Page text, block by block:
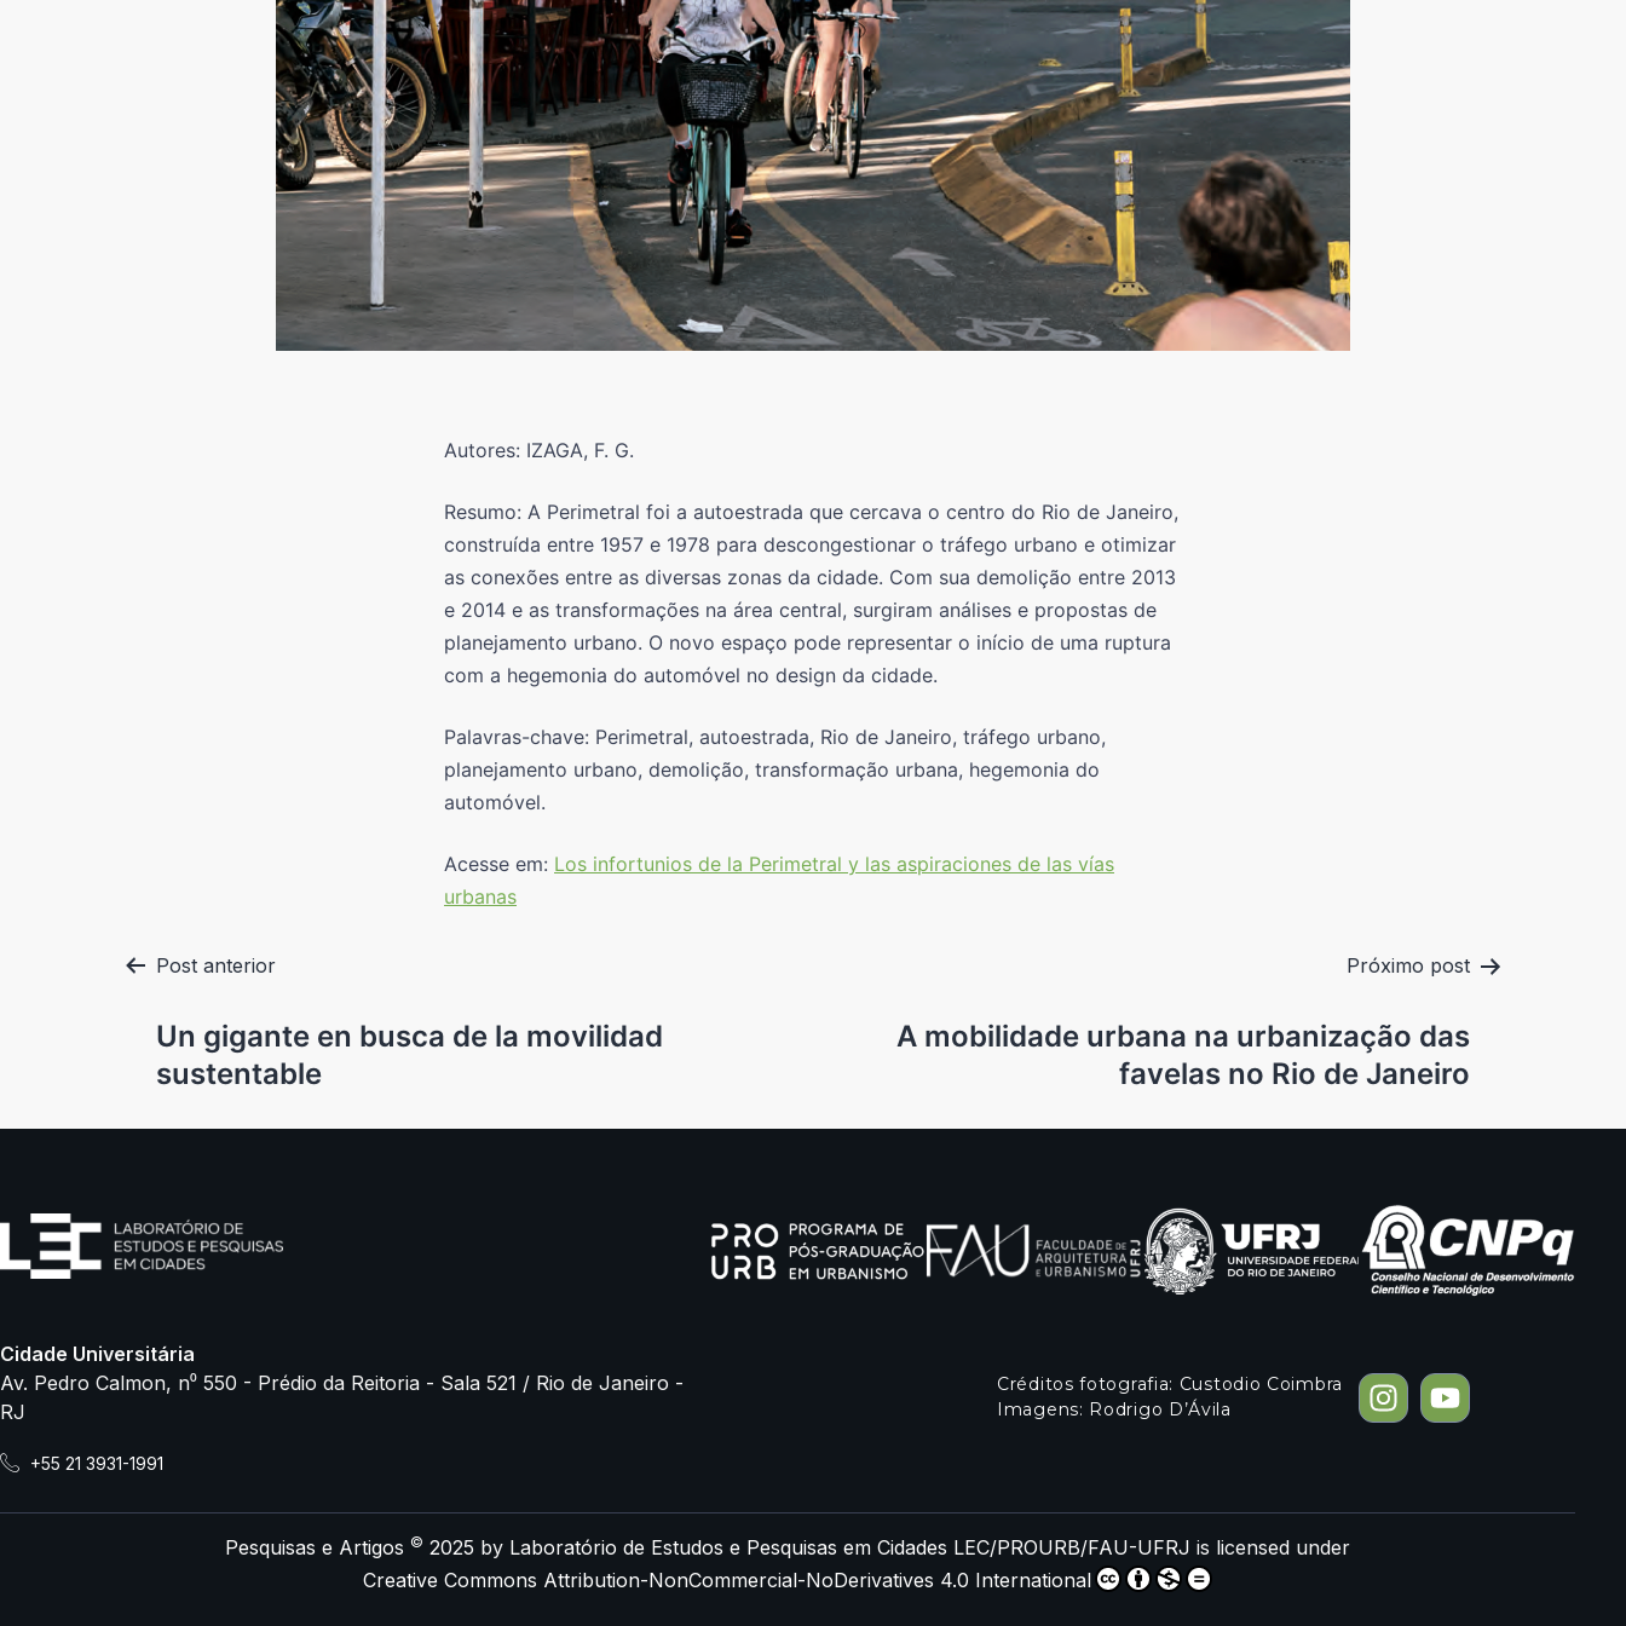
Autores: IZAGA, F. G.
Resumo: A Perimetral foi a autoestrada que cercava o centro do Rio de Janeiro,
construída entre 1957 e 1978 para descongestionar o tráfego urbano e otimizar
as conexões entre as diversas zonas da cidade. Com sua demolição entre 2013
e 2014 e as transformações na área central, surgiram análises e propostas de
planejamento urbano. O novo espaço pode representar o início de uma ruptura
com a hegemonia do automóvel no design da cidade.
Palavras-chave: Perimetral, autoestrada, Rio de Janeiro, tráfego urbano,
planejamento urbano, demolição, transformação urbana, hegemonia do
automóvel.
Acesse em: Los infortunios de la Perimetral y las aspiraciones de las vías
urbanas
Post anterior
Un gigante en busca de la movilidad
sustentable
Próximo post
A mobilidade urbana na urbanização das
favelas no Rio de Janeiro
Cidade Universitária
Av. Pedro Calmon, n⁰ 550 - Prédio da Reitoria - Sala 521 / Rio de Janeiro -
RJ
+55 21 3931-1991
Créditos fotografia: Custodio Coimbra
Imagens: Rodrigo D’Ávila
Pesquisas e Artigos © 2025 by Laboratório de Estudos e Pesquisas em Cidades LEC/PROURB/FAU-UFRJ is licensed under
Creative Commons Attribution-NonCommercial-NoDerivatives 4.0 International